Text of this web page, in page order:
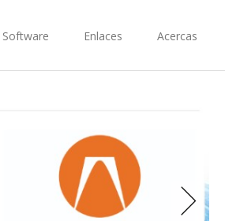
Software Enlaces Acercas